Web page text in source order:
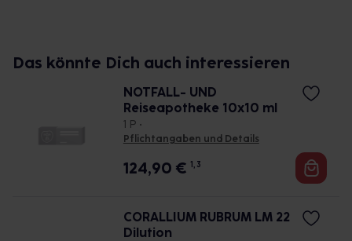
Das könnte Dich auch interessieren
NOTFALL- UND
Reiseapotheke 10x10 ml
1 P •
Pflichtangaben und Details
124,90 € 1, 3
CORALLIUM RUBRUM LM 22
Dilution